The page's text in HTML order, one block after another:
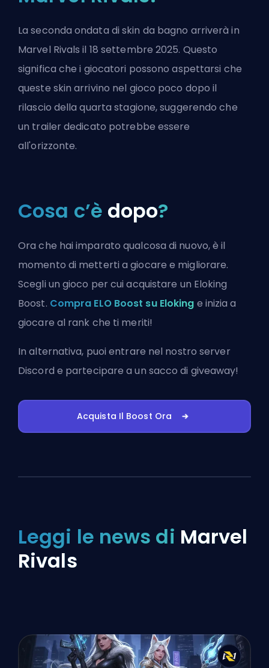
La seconda ondata di skin da bagno arriverà in
Marvel Rivals il 18 settembre 2025. Questo
significa che i giocatori possono aspettarsi che
queste skin arrivino nel gioco poco dopo il
rilascio della quarta stagione, suggerendo che
un trailer dedicato potrebbe essere
all'orizzonte.
Cosa c’è dopo?
Ora che hai imparato qualcosa di nuovo, è il
momento di metterti a giocare e migliorare.
Scegli un gioco per cui acquistare un Eloking
Boost. Compra ELO Boost su Eloking e inizia a
giocare al rank che ti meriti!
In alternativa, puoientrare nel nostro server
Discord e partecipare a un sacco di giveaway!
Acquista Il Boost Ora
Leggi le news di Marvel
Rivals